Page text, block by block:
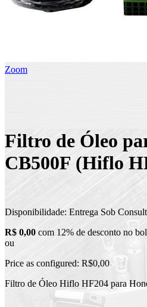
Zoom
Filtro de Óleo
CB500F (Hiflo
Disponibilidade: Entrega Sob
R$ 0,00 com 12% de desconto no
ou
Price as configured: R$0,00
Filtro de Óleo Hiflo HF204 para